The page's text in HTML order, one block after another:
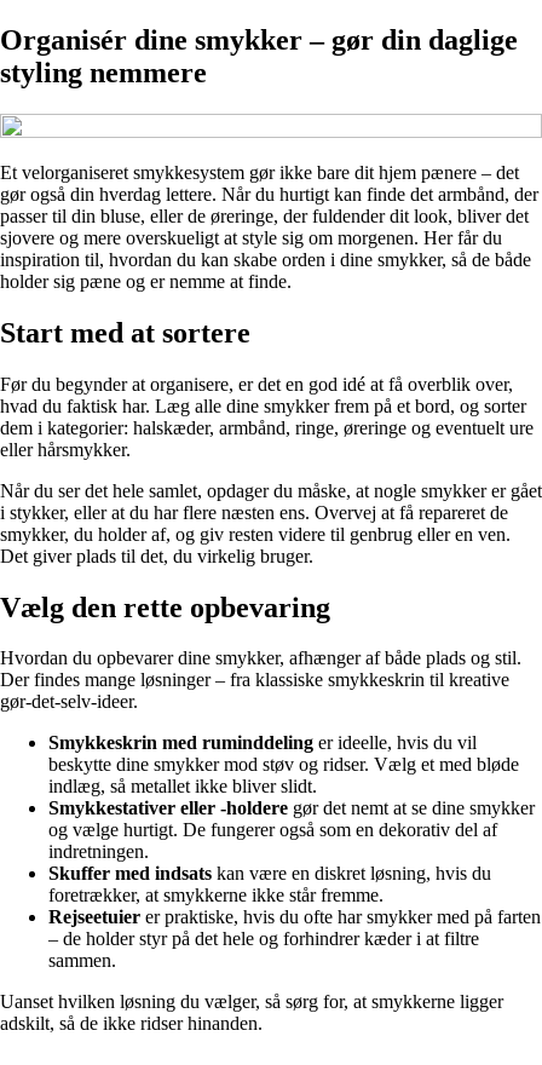
Organisér dine smykker – gør din daglige
styling nemmere
Et velorganiseret smykkesystem gør ikke bare dit hjem pænere – det
gør også din hverdag lettere. Når du hurtigt kan finde det armbånd, der
passer til din bluse, eller de øreringe, der fuldender dit look, bliver det
sjovere og mere overskueligt at style sig om morgenen. Her får du
inspiration til, hvordan du kan skabe orden i dine smykker, så de både
holder sig pæne og er nemme at finde.
Start med at sortere
Før du begynder at organisere, er det en god idé at få overblik over,
hvad du faktisk har. Læg alle dine smykker frem på et bord, og sorter
dem i kategorier: halskæder, armbånd, ringe, øreringe og eventuelt ure
eller hårsmykker.
Når du ser det hele samlet, opdager du måske, at nogle smykker er gået
i stykker, eller at du har flere næsten ens. Overvej at få repareret de
smykker, du holder af, og giv resten videre til genbrug eller en ven.
Det giver plads til det, du virkelig bruger.
Vælg den rette opbevaring
Hvordan du opbevarer dine smykker, afhænger af både plads og stil.
Der findes mange løsninger – fra klassiske smykkeskrin til kreative
gør-det-selv-ideer.
Smykkeskrin med ruminddeling er ideelle, hvis du vil
beskytte dine smykker mod støv og ridser. Vælg et med bløde
indlæg, så metallet ikke bliver slidt.
Smykkestativer eller -holdere gør det nemt at se dine smykker
og vælge hurtigt. De fungerer også som en dekorativ del af
indretningen.
Skuffer med indsats kan være en diskret løsning, hvis du
foretrækker, at smykkerne ikke står fremme.
Rejseetuier er praktiske, hvis du ofte har smykker med på farten
– de holder styr på det hele og forhindrer kæder i at filtre
sammen.
Uanset hvilken løsning du vælger, så sørg for, at smykkerne ligger
adskilt, så de ikke ridser hinanden.